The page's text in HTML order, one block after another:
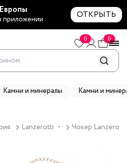
приложении ОТКРЫТЬ
0 0
Камни и минералы Камни и
Lanzerotti ▼ Чокер